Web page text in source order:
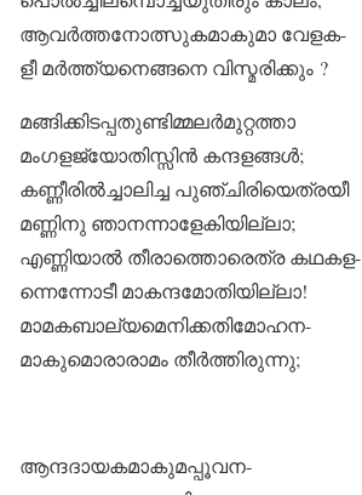
ആവർത്തനോത്സുകമാകുമാ വേളക-
ളീ മർത്ത്യനെങ്ങനെ വിസ്മരിക്കും ?
മങ്ങിക്കിടപ്പതുണ്ടിമ്മലർമുറ്റത്താ
മംഗളജ്യോതിസ്സിൻ കന്ദളങ്ങൾ;
കണ്ണീരിൽച്ചാലിച്ച പുഞ്ചിരിയെത്രയീ
മണ്ണിനു ഞാനന്നാളേകിയില്ലാ;
എണ്ണിയാൽ തീരാത്തൊരെത്ര കഥകള-
ന്നെന്നോടീ മാകന്ദമോതിയില്ലാ!
മാമകബാല്യമെനിക്കതിമോഹന-
മാകുമൊരാരാമം തീർത്തിരുന്നു;
ആന്ദദായകമാകുമപ്പൂവന-